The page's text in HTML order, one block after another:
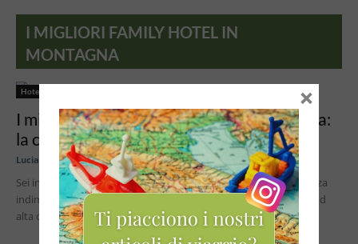
I MIGLIORI FAMILY HOTEL IN
MONTAGNA
Hotel per bambini
I migliori Family Hotel in montagna in Italia:
la classifica di...
Lucia
Sei in cerca del family hotel in montagna perfetto per una vacanza
indimenticabile con i tuoi bambini? Scegliere la struttura ideale ad
alta quota...
×